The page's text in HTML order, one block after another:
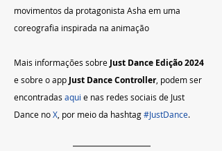
movimentos da protagonista Asha em uma
coreografia inspirada na animação
Mais informações sobre Just Dance Edição 2024
e sobre o app Just Dance Controller, podem ser
encontradas aqui e nas redes sociais de Just
Dance no X , por meio da hashtag #JustDance.